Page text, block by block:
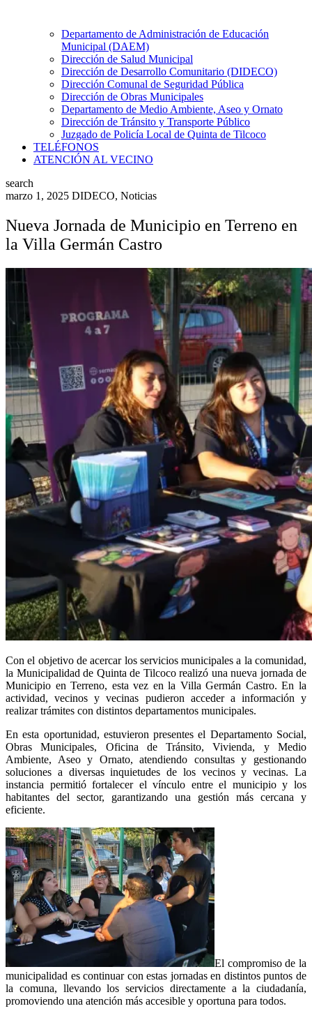
Departamento de Administración de Educación
Municipal (DAEM)
Dirección de Salud Municipal
Dirección de Desarrollo Comunitario (DIDECO)
Dirección Comunal de Seguridad Pública
Dirección de Obras Municipales
Departamento de Medio Ambiente, Aseo y Ornato
Dirección de Tránsito y Transporte Público
Juzgado de Policía Local de Quinta de Tilcoco
TELÉFONOS
ATENCIÓN AL VECINO
search
marzo 1, 2025 DIDECO, Noticias
Nueva Jornada de Municipio en Terreno en
la Villa Germán Castro
Con el objetivo de acercar los servicios municipales a la comunidad,
la Municipalidad de Quinta de Tilcoco realizó una nueva jornada de
Municipio en Terreno, esta vez en la Villa Germán Castro. En la
actividad, vecinos y vecinas pudieron acceder a información y
realizar trámites con distintos departamentos municipales.
En esta oportunidad, estuvieron presentes el Departamento Social,
Obras Municipales, Oficina de Tránsito, Vivienda, y Medio
Ambiente, Aseo y Ornato, atendiendo consultas y gestionando
soluciones a diversas inquietudes de los vecinos y vecinas. La
instancia permitió fortalecer el vínculo entre el municipio y los
habitantes del sector, garantizando una gestión más cercana y
eficiente.
El compromiso de la
municipalidad es continuar con estas jornadas en distintos puntos de
la comuna, llevando los servicios directamente a la ciudadanía,
promoviendo una atención más accesible y oportuna para todos.